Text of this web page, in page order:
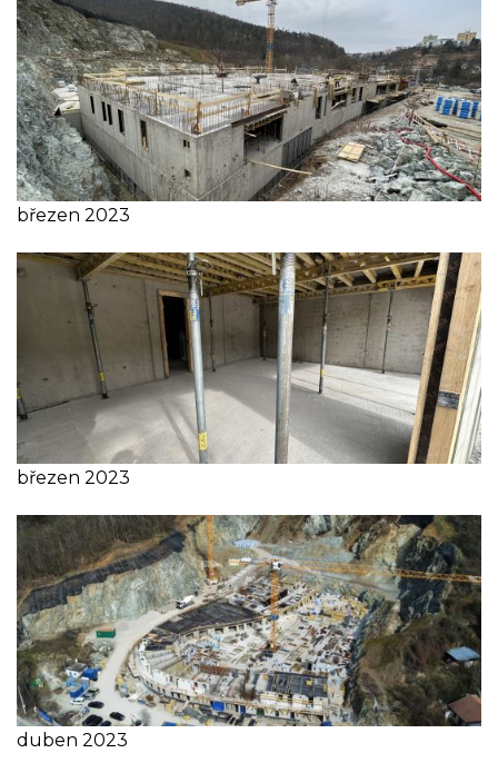
březen 2023
březen 2023
duben 2023